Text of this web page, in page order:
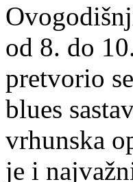
od 8. do
pretvorio
blues
vrhunska
je i